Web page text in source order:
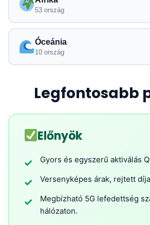
53 ország
Óceánia
10 ország
Legfontosabb
Előnyök
✓ Gyors és egyszerű aktiválás
✓ Versenyképes árak, rejtett
✓
Megbízható 5G lefedettség
hálózaton.